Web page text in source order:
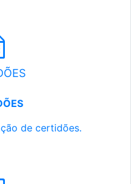
de certidões.